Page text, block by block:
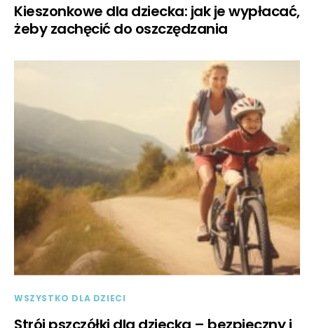
Kieszonkowe dla dziecka: jak je wypłacać,
żeby zachęcić do oszczędzania
WSZYSTKO DLA DZIECI